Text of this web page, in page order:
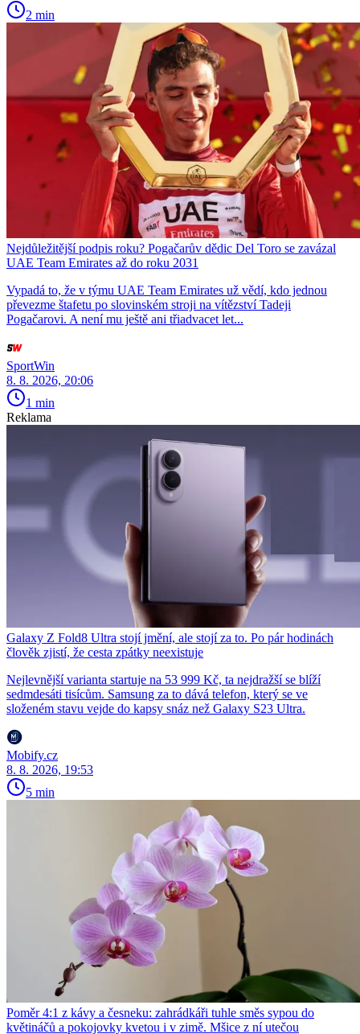
2 min
Nejdůležitější podpis roku? Pogačarův dědic Del Toro se zavázal
UAE Team Emirates až do roku 2031
Vypadá to, že v týmu UAE Team Emirates už vědí, kdo jednou
převezme štafetu po slovinském stroji na vítězství Tadeji
Pogačarovi. A není mu ještě ani třiadvacet let...
SportWin
8. 8. 2026, 20:06
1 min
Reklama
Galaxy Z Fold8 Ultra stojí jmění, ale stojí za to. Po pár hodinách
člověk zjistí, že cesta zpátky neexistuje
Nejlevnější varianta startuje na 53 999 Kč, ta nejdražší se blíží
sedmdesáti tisícům. Samsung za to dává telefon, který se ve
složeném stavu vejde do kapsy snáz než Galaxy S23 Ultra.
Mobify.cz
8. 8. 2026, 19:53
5 min
Poměr 4:1 z kávy a česneku: zahrádkáři tuhle směs sypou do
květináčů a pokojovky kvetou i v zimě. Mšice z ní utečou